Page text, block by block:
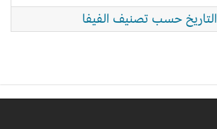
حسب تصنيف الفيفا